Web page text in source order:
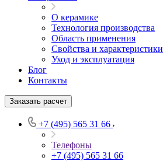
О керамике
Технология производства
Область применения
Свойства и характеристики
Уход и эксплуатация
Блог
Контакты
Заказать расчет
+7 (495) 565 31 66
Телефоны
+7 (495) 565 31 66